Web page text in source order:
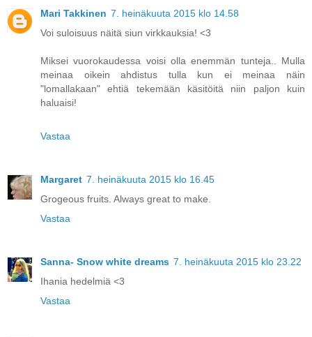
Mari Takkinen 7. heinäkuuta 2015 klo 14.58
Voi suloisuus näitä siun virkkauksia! <3
Miksei vuorokaudessa voisi olla enemmän tunteja.. Mulla
meinaa oikein ahdistus tulla kun ei meinaa näin
"lomallakaan" ehtiä tekemään käsitöitä niin paljon kuin
haluaisi!
Vastaa
Margaret 7. heinäkuuta 2015 klo 16.45
Grogeous fruits. Always great to make.
Vastaa
Sanna- Snow white dreams 7. heinäkuuta 2015 klo 23.22
Ihania hedelmiä <3
Vastaa